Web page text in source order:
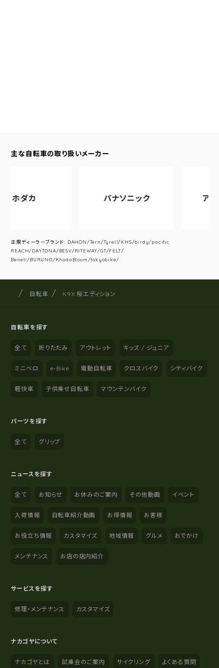
主な自転車の取り扱いメーカー
パナソニック アサヒサイ
正規ディーラーブランド: DAHON/Tern/Tyrell/KHS/birdy/pacific
REACH/DAYTONA/BESV/RITEWAY/GT/FELT/
Beneli/BURUNO/KhodaBloom/tokyobike/
サイト内の現在地
サイクルショップナカゴヤ
自転車 K9X 桜エディション
自転車を探す
全て 折りたたみ アウトレット キッズ / ジュニア
ミニベロ e-Bike 電動自転車 クロスバイク シティバイク
軽快車 子供乗せ自転車 マウンテンバイク
パーツを探す
全て グリップ
ニュースを探す
全て お知らせ お休みのご案内 その他動画 イベント
入荷情報 自転車紹介動画 お得情報 お客様
お役立ち情報 カスタマイズ 地域情報 グルメ おでかけ
メンテナンス お店の店内紹介
サービスを探す
修理・メンテナンス カスタマイズ
ナカゴヤについて
ナカゴヤとは 試乗会のご案内 サイクリング よくある質問